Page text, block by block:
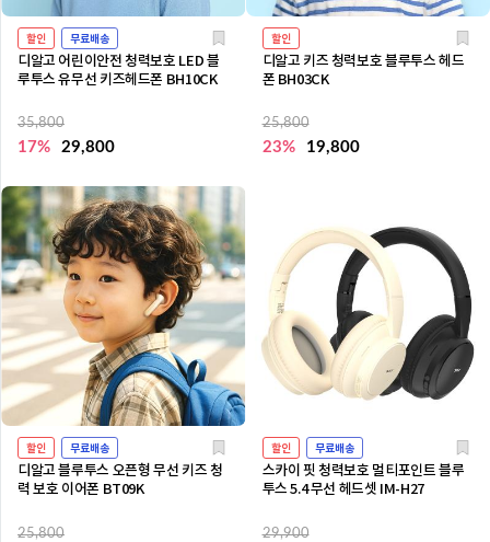
할인 무료배송
디알고 어린이안전 청력보호 LED 블
루투스 유무선 키즈헤드폰 BH10CK
35,800
17% 29,800
할인
디알고 키즈 청력보호 블루투스 헤드
폰 BH03CK
25,800
23% 19,800
할인 무료배송
디알고 블루투스 오픈형 무선 키즈 청
력 보호 이어폰 BT09K
25,800
할인 무료배송
스카이 핏 청력보호 멀티포인트 블루
투스 5.4 무선 헤드셋 IM-H27
29,900